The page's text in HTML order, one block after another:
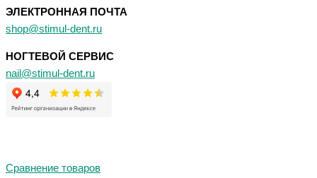
ЭЛЕКТРОННАЯ ПОЧТА
shop@stimul-dent.ru
НОГТЕВОЙ СЕРВИС
nail@stimul-dent.ru
Сравнение товаров